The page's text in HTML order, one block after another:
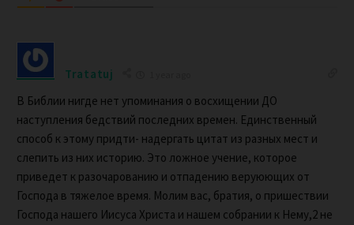
Tratatuj
В Библии нигде нет упоминания о восхищении ДО
наступления бедствий последних времен. Единственный
способ к этому придти- надергать цитат из разных мест и
слепить из них историю. Это ложное учение, которое
приведет к разочарованию и отпадению веруюющих от
Господа в тяжелое время. Молим вас, братия, о пришествии
Господа нашего Иисуса Христа и нашем собрании к Нему,2 не